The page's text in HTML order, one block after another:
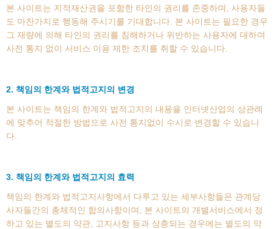
본 사이트는 지적재산권을 포함한 타인의 권리를 존중하며, 사용자들
도 마찬가지로 행동해 주시기를 기대합니다. 본 사이트는 필요한 경우
그 재량에 의해 타인의 권리를 침해하거나 위반하는 사용자에 대하여
사전 통지 없이 서비스 이용 제한 조치를 취할 수 있습니다.
2. 책임의 한계와 법적고지의 변경
본 사이트는 책임의 한계와 법적고지의 내용을 인터넷산업의 상관례
에 맞추어 적절한 방법으로 사전 통지없이 수시로 변경할 수 있습니
다.
3. 책임의 한계와 법적고지의 효력
책임의 한계와 법적고지사항에서 다루고 있는 세부사항들은 관계당
사자들간의 총체적인 합의사항이며, 본 사이트의 개별서비스에서 정
하고 있는 별도의 약관, 고지사항 등과 상충되는 경우에는 별도의 약